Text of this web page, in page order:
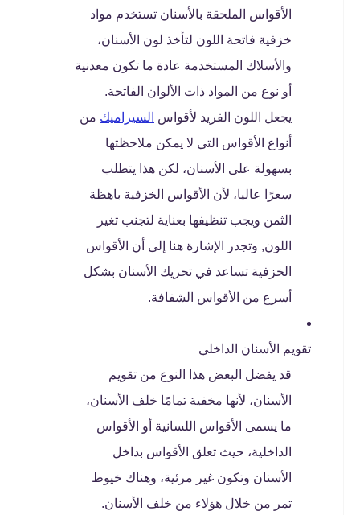
الأقواس الملحقة بالأسنان تستخدم مواد
خزفية فاتحة اللون لتأخذ لون الأسنان،
والأسلاك المستخدمة عادة ما تكون معدنية
أو نوع من المواد ذات الألوان الفاتحة.
يجعل اللون الفريد لأقواس السيراميك من
أنواع الأقواس التي لا يمكن ملاحظتها
بسهولة على الأسنان، لكن هذا يتطلب
سعرًا عاليا، لأن الأقواس الخزفية باهظة
الثمن ويجب تنظيفها بعناية لتجنب تغير
اللون, وتجدر الإشارة هنا إلى أن الأقواس
الخزفية تساعد في تحريك الأسنان بشكل
أسرع من الأقواس الشفافة.
تقويم الأسنان الداخلي
قد يفضل البعض هذا النوع من تقويم
الأسنان، لأنها مخفية تمامًا خلف الأسنان،
ما يسمى الأقواس اللسانية أو الأقواس
الداخلية، حيث تعلق الأقواس بداخل
الأسنان وتكون غير مرئية، وهناك خيوط
تمر من خلال هؤلاء من خلف الأسنان.